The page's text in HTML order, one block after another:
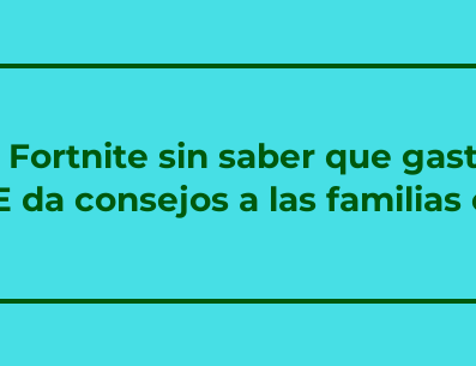
sin saber que
da consejos a las familias